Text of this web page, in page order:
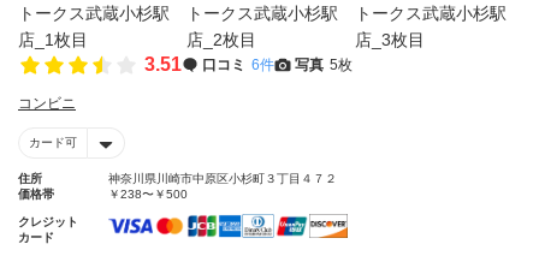
3.51 口コミ 6件 写真 5枚
コンビニ
カード可
住所
神奈川県川崎市中原区小杉町３丁目４７２
価格帯
￥238〜￥500
クレジット
カード